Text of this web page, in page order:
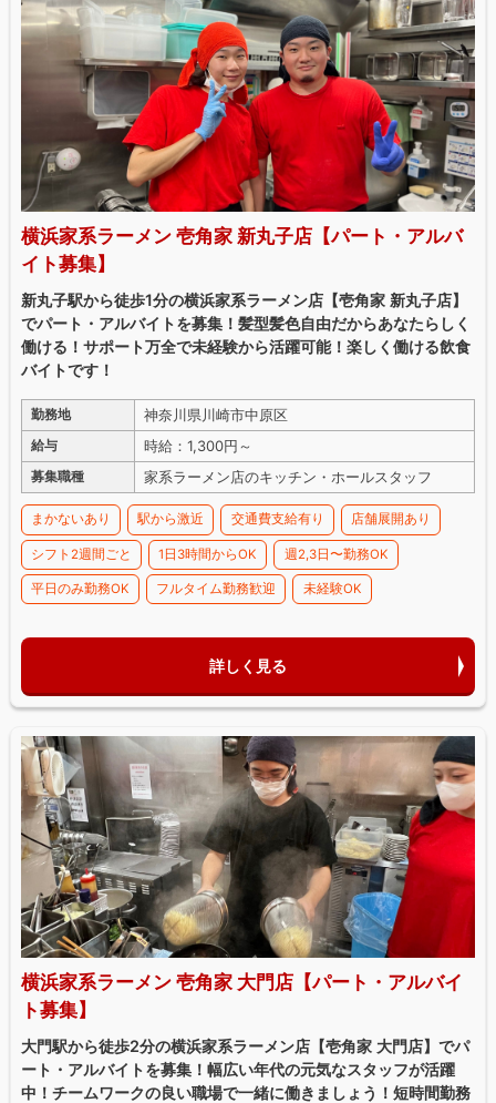
横浜家系ラーメン 壱角家 新丸子店【パート・アルバ
イト募集】
新丸子駅から徒歩1分の横浜家系ラーメン店【壱角家 新丸子店】
でパート・アルバイトを募集！髪型髪色自由だからあなたらしく
働ける！サポート万全で未経験から活躍可能！楽しく働ける飲食
バイトです！
勤務地 神奈川県川崎市中原区
給与 時給：1,300円～
募集職種 家系ラーメン店のキッチン・ホールスタッフ
まかないあり 駅から激近 交通費支給有り 店舗展開あり
シフト2週間ごと 1日3時間からOK 週2,3日〜勤務OK
平日のみ勤務OK フルタイム勤務歓迎 未経験OK
詳しく見る
横浜家系ラーメン 壱角家 大門店【パート・アルバイ
ト募集】
大門駅から徒歩2分の横浜家系ラーメン店【壱角家 大門店】でパ
ート・アルバイトを募集！幅広い年代の元気なスタッフが活躍
中！チームワークの良い職場で一緒に働きましょう！短時間勤務